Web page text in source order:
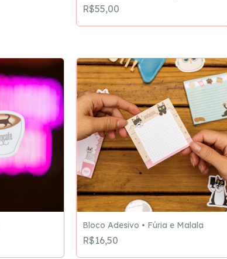
R$55,00
Bloco Adesivo • Fúria e Malala
R$16,50